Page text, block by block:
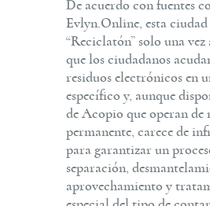
De acuerdo con fuentes
Evlyn.Online, esta
“Reciclatón” solo una
que los ciudadanos
residuos electrónicos en
específico y, aunque
de Acopio que operan de
permanente, carece de
para garantizar un
separación,
aprovechamiento y